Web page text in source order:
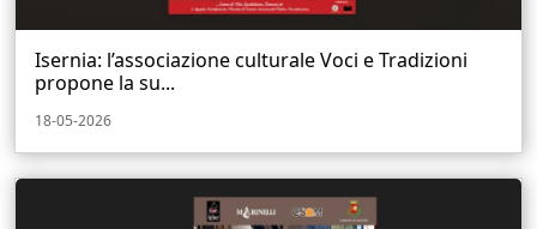
Isernia: l’associazione culturale Voci e Tradizioni
propone la su...
18-05-2026